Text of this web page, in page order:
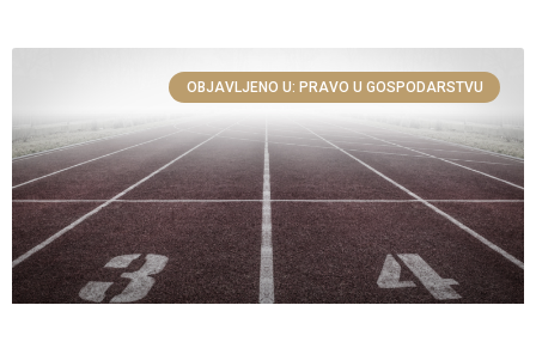
OBJAVLJENO U: PRAVO U GOSPODARSTVU